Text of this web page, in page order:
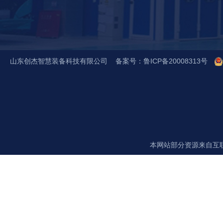
山东创杰智慧装备科技有限公司 备案号：鲁ICP备20008313号
本网站部分资源来自互